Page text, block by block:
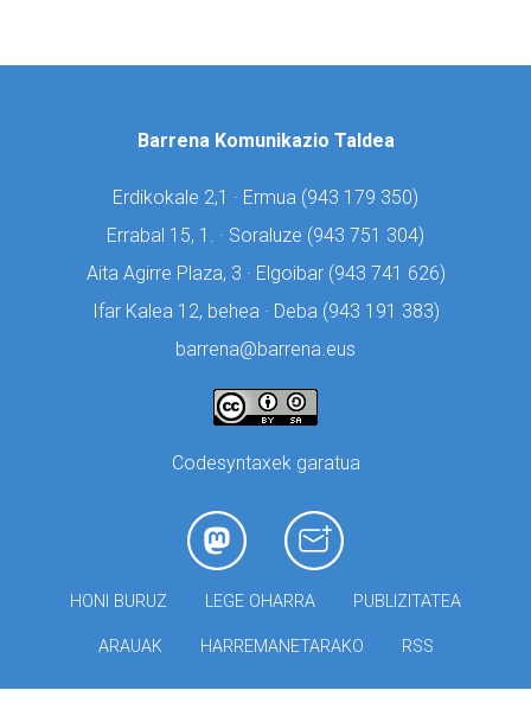
Barrena Komunikazio Taldea
Erdikokale 2,1 · Ermua (943 179 350)
Errabal 15, 1. · Soraluze (943 751 304)
Aita Agirre Plaza, 3 · Elgoibar (943 741 626)
Ifar Kalea 12, behea · Deba (943 191 383)
barrena@barrena.eus
Codesyntaxek garatua
HONI BURUZ LEGE OHARRA PUBLIZITATEA
ARAUAK HARREMANETARAKO RSS